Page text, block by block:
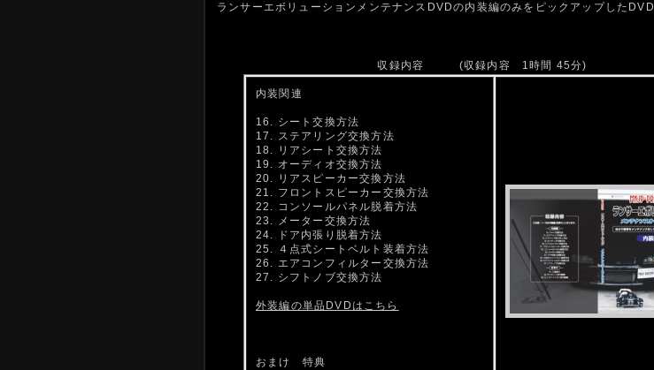
ランサーエボリューションメンテナンスDVDの内装編のみをピックアップしたDVD
収録内容 (収録内容 1時間 45分)
内装関連
16. シート交換方法
17. ステアリング交換方法
18. リアシート交換方法
19. オーディオ交換方法
20. リアスピーカー交換方法
21. フロントスピーカー交換方法
22. コンソールパネル脱着方法
23. メーター交換方法
24. ドア内張り脱着方法
25. ４点式シートベルト装着方法
26. エアコンフィルター交換方法
27. シフトノブ交換方法
外装編の単品DVDはこちら
おまけ 特典